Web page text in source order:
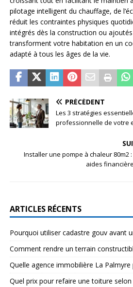
pilotage intelligent du chauffage, de
réduit les contraintes physiques
intégrés dès la construction ou
transforment votre habitation en un
adapté à tous les âges de la vie.
PRÉCÉDENT
Les 3 stratégies
professionnelle de votre
Installer une pompe à chaleur 80m2
aides
ARTICLES RÉCENTS
Pourquoi utiliser cadastre gouv avant
Comment rendre un terrain
Quelle agence immobilière La
Quel prix pour refaire une toiture